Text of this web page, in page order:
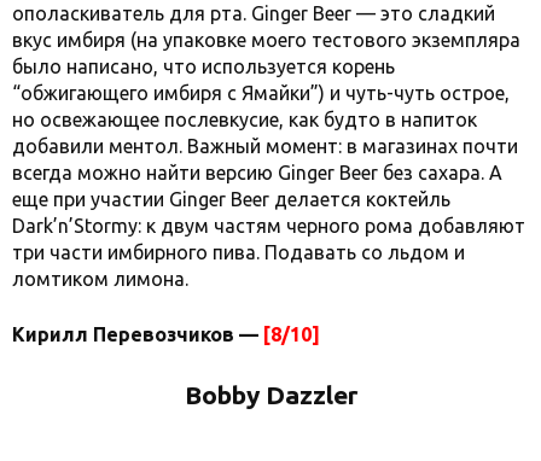
ополаскиватель для рта. Ginger Beer — это сладкий
вкус имбиря (на упаковке моего тестового экземпляра
было написано, что используется корень
“обжигающего имбиря с Ямайки”) и чуть-чуть острое,
но освежающее послевкусие, как будто в напиток
добавили ментол. Важный момент: в магазинах почти
всегда можно найти версию Ginger Beer без сахара. А
еще при участии Ginger Beer делается коктейль
Dark’n’Stormy: к двум частям черного рома добавляют
три части имбирного пива. Подавать со льдом и
ломтиком лимона.
Кирилл Перевозчиков — [8/10]
Bobby Dazzler